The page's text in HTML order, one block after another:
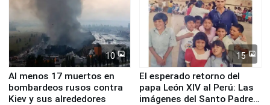
10
Al menos 17 muertos en
bombardeos rusos contra
Kiev y sus alrededores
15
El esperado retorno del
papa León XIV al Perú: Las
imágenes del Santo Padre